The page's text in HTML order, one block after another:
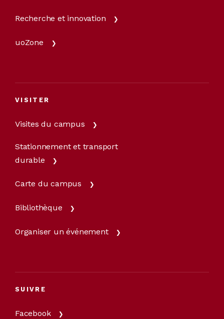
Recherche et innovation
uoZone
VISITER
Visites du campus
Stationnement et transport
durable
Carte du campus
Bibliothèque
Organiser un événement
SUIVRE
Facebook